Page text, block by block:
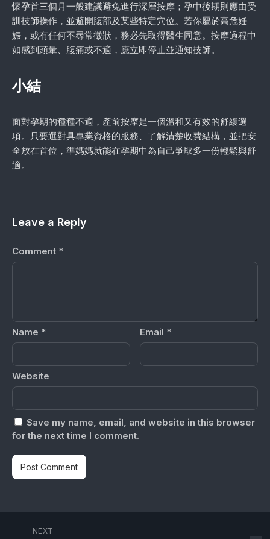
懷孕首三個月一般建議避免進行深層按摩；孕中後期則應由受
訓技師操作，並避開腹部及某些特定穴位。若你屬於高危妊
娠，或有任何不尋常徵狀，務必先取得醫生同意。按摩過程中
如感到頭暈、腹痛或不適，應立即停止並通知技師。
小結
面對孕期的種種不適，產前按摩是一個溫和又有效的舒緩選
項。只要選對具專業資格的服務、了解清楚收費結構，並把安
全放在首位，準媽媽就能在孕期中為自己爭取多一份輕鬆與舒
適。
Leave a Reply
Comment *
Name * Email *
Website
Save my name, email, and website in this browser
for the next time I comment.
NEXT